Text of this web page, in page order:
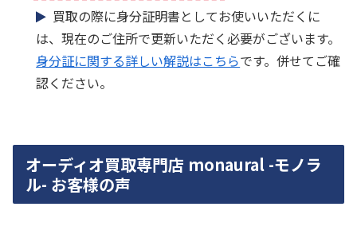
買取の際に身分証明書としてお使いいただくに
は、現在のご住所で更新いただく必要がございます。
身分証に関する詳しい解説はこちらです。併せてご確
認ください。
オーディオ買取専門店 monaural -モノラ
ル- お客様の声